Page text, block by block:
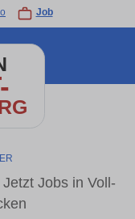
Job
Jobs in Voll-